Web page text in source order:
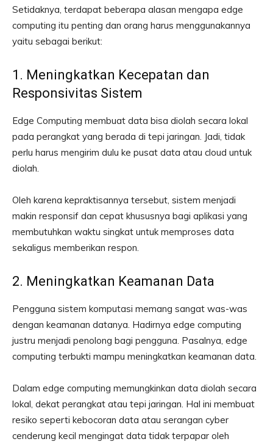
Setidaknya, terdapat beberapa alasan mengapa edge
computing itu penting dan orang harus menggunakannya
yaitu sebagai berikut:
1. Meningkatkan Kecepatan dan
Responsivitas Sistem
Edge Computing membuat data bisa diolah secara lokal
pada perangkat yang berada di tepi jaringan. Jadi, tidak
perlu harus mengirim dulu ke pusat data atau cloud untuk
diolah.
Oleh karena kepraktisannya tersebut, sistem menjadi
makin responsif dan cepat khususnya bagi aplikasi yang
membutuhkan waktu singkat untuk memproses data
sekaligus memberikan respon.
2. Meningkatkan Keamanan Data
Pengguna sistem komputasi memang sangat was-was
dengan keamanan datanya. Hadirnya edge computing
justru menjadi penolong bagi pengguna. Pasalnya, edge
computing terbukti mampu meningkatkan keamanan data.
Dalam edge computing memungkinkan data diolah secara
lokal, dekat perangkat atau tepi jaringan. Hal ini membuat
resiko seperti kebocoran data atau serangan cyber
cenderung kecil mengingat data tidak terpapar oleh